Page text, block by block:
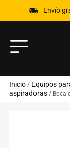
Envío
Inicio/ Equipos
aspiradoras/ Boca